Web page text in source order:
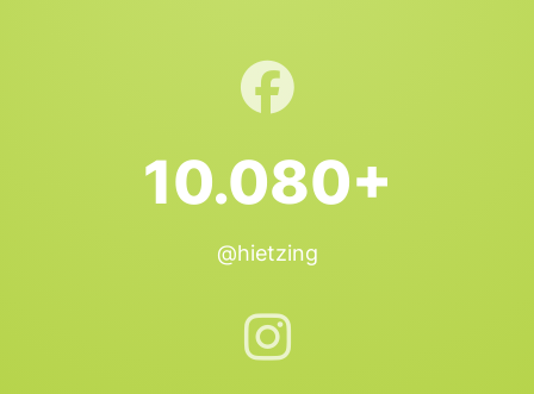
10.080+
@hietzing